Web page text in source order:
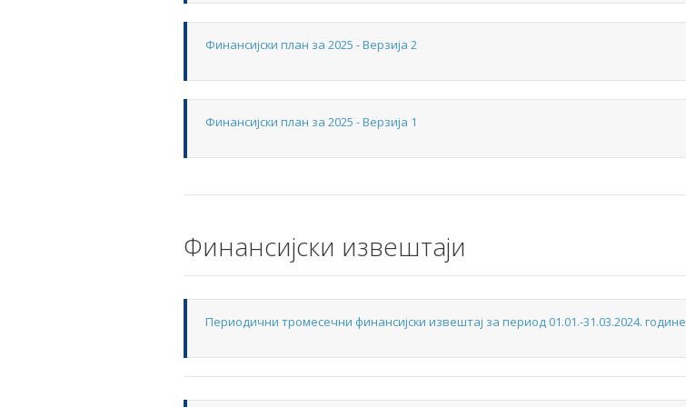
Финансијски план за 2025 - Верзија 2
Финансијски план за 2025 - Верзија 1
Финансијски извештаји
Периодични тромесечни финансијски извештај за период 01.01.-31.03.2024. године